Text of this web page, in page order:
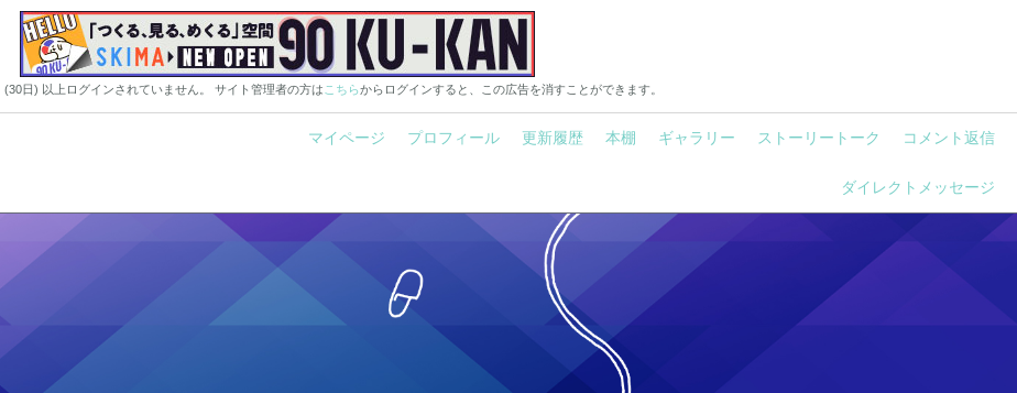
(30日) 以上ログインされていません。 サイト管理者の方は こちらからログインすると、この広告を消すことができます。
マイページ プロフィール 更新履歴 本棚 ギャラリー ストーリートーク コメント返信
ダイレクトメッセージ